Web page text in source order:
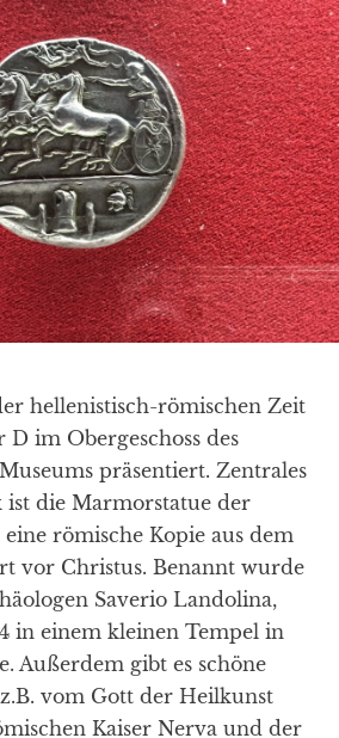
hellenistisch-römischen Zeit
im Obergeschoss des
präsentiert. Zentrales
ist die Marmorstatue der
römische Kopie aus dem
vor Christus. Benannt wurde
Saverio Landolina,
in einem kleinen Tempel in
Außerdem gibt es schöne
vom Gott der Heilkunst
Kaiser Nerva und der